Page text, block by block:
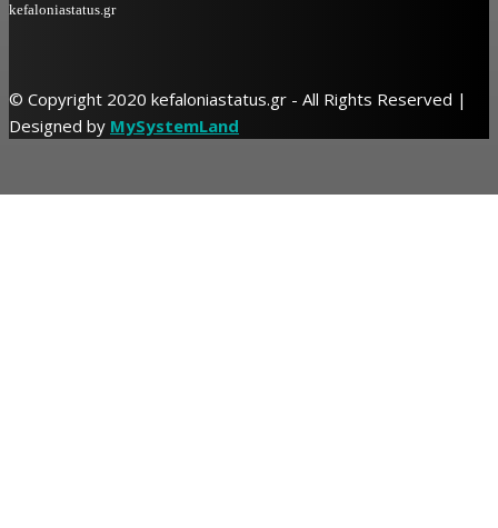
kefaloniastatus.gr
© Copyright 2020 kefaloniastatus.gr - All Rights Reserved |
Designed by MySystemLand